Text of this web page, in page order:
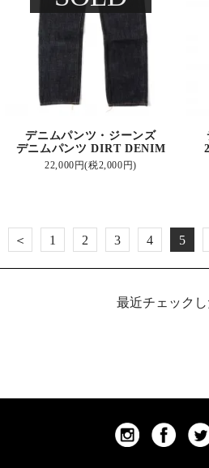
デニムパンツ・ジーンズ
デニムパンツ DIRT DENIM
22,000円(税2,000円)
＜ 1 2 3 4 5
最近チェック